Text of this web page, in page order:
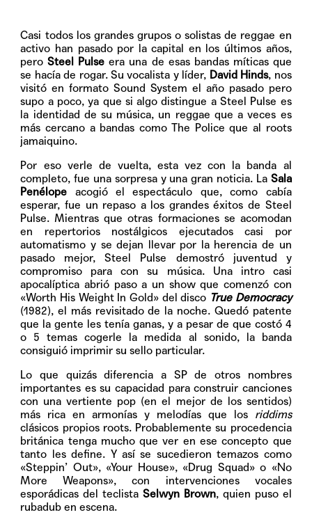
Casi todos los grandes grupos o solistas de reggae en
activo han pasado por la capital en los últimos años,
peroSteel Pulse era una de esas bandas míticas que
se hacía de rogar. Su vocalista y líder, David Hinds, nos
visitó en formato Sound System el año pasado pero
supo a poco, ya que si algo distingue a Steel Pulse es
la identidad de su música, un reggae que a veces es
más cercano a bandas como The Police que al roots
jamaiquino.
Por eso verle de vuelta, esta vez con la banda al
completo, fue una sorpresa y una gran noticia. La Sala
Penélope acogió el espectáculo que, como cabía
esperar, fue un repaso a los grandes éxitos de Steel
Pulse. Mientras que otras formaciones se acomodan
en repertorios nostálgicos ejecutados casi por
automatismo y se dejan llevar por la herencia de un
pasado mejor, Steel Pulse demostró juventud y
compromiso para con su música. Una intro casi
apocalíptica abrió paso a un show que comenzó con
«Worth His Weight In Gold» del disco True Democracy
(1982), el más revisitado de la noche. Quedó patente
que la gente les tenía ganas, y a pesar de que costó 4
o 5 temas cogerle la medida al sonido, la banda
consiguió imprimir su sello particular.
Lo que quizás diferencia a SP de otros nombres
importantes es su capacidad para construir canciones
con una vertiente pop (en el mejor de los sentidos)
más rica en armonías y melodías que los riddims
clásicos propios roots. Probablemente su procedencia
británica tenga mucho que ver en ese concepto que
tanto les define. Y así se sucedieron temazos como
«Steppin’ Out», «Your House», «Drug Squad» o «No
More Weapons», con intervenciones vocales
esporádicas del teclistaSelwyn Brown, quien puso el
rubadub en escena.